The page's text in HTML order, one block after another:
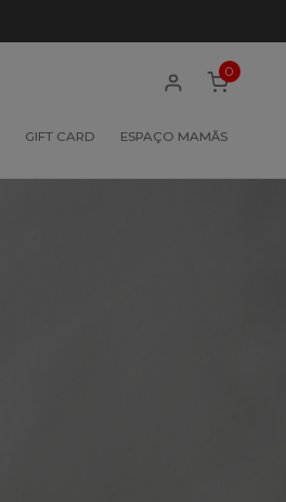
GIFT CARD ESPAÇO MAMÃS
0